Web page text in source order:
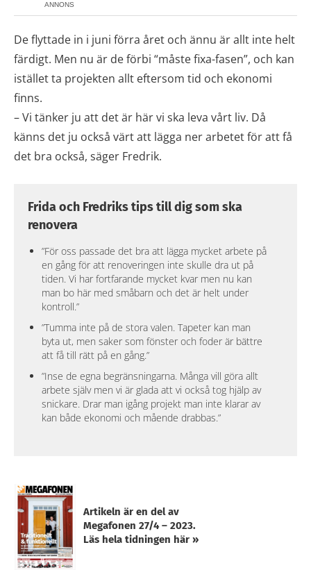
ANNONS
De flyttade in i juni förra året och ännu är allt inte helt
färdigt. Men nu är de förbi “måste fixa-fasen”, och kan
istället ta projekten allt eftersom tid och ekonomi
finns.
– Vi tänker ju att det är här vi ska leva vårt liv. Då
känns det ju också värt att lägga ner arbetet för att få
det bra också, säger Fredrik.
Frida och Fredriks tips till dig som ska
renovera
”För oss passade det bra att lägga mycket arbete på
en gång för att renoveringen inte skulle dra ut på
tiden. Vi har fortfarande mycket kvar men nu kan
man bo här med småbarn och det är helt under
kontroll.”
”Tumma inte på de stora valen. Tapeter kan man
byta ut, men saker som fönster och foder är bättre
att få till rätt på en gång.”
”Inse de egna begränsningarna. Många vill göra allt
arbete själv men vi är glada att vi också tog hjälp av
snickare. Drar man igång projekt man inte klarar av
kan både ekonomi och mående drabbas.”
Artikeln är en del av
Megafonen 27/4 – 2023.
Läs hela tidningen här »